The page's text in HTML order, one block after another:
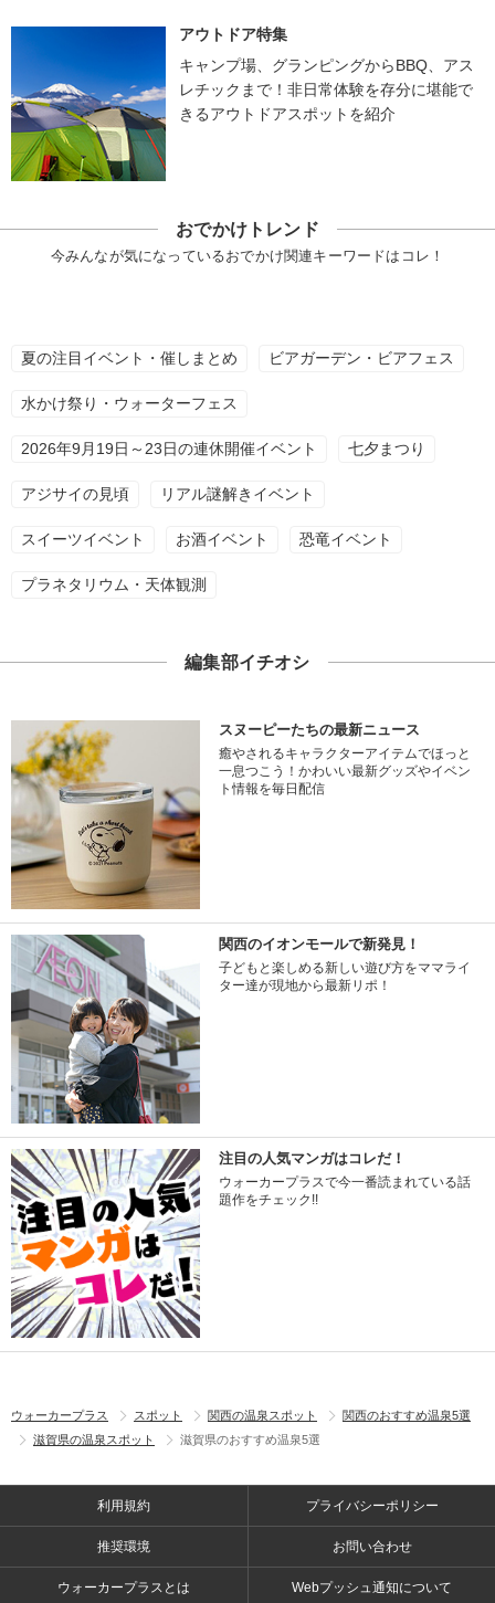
アウトドア特集
キャンプ場、グランピングからBBQ、アス
レチックまで！非日常体験を存分に堪能で
きるアウトドアスポットを紹介
おでかけトレンド
今みんなが気になっているおでかけ関連キーワードはコレ！
夏の注目イベント・催しまとめ ビアガーデン・ビアフェス
水かけ祭り・ウォーターフェス
2026年9月19日～23日の連休開催イベント 七夕まつり
アジサイの見頃 リアル謎解きイベント
スイーツイベント お酒イベント 恐竜イベント
プラネタリウム・天体観測
編集部イチオシ
スヌーピーたちの最新ニュース
癒やされるキャラクターアイテムでほっと
一息つこう！かわいい最新グッズやイベン
ト情報を毎日配信
関西のイオンモールで新発見！
子どもと楽しめる新しい遊び方をママライ
ター達が現地から最新リポ！
注目の人気マンガはコレだ！
ウォーカープラスで今一番読まれている話
題作をチェック!!
ウォーカープラス スポット 関西の温泉スポット
関西のおすすめ温泉5選
滋賀県の温泉スポット
滋賀県のおすすめ温泉5選
利用規約 プライバシーポリシー
推奨環境 お問い合わせ
ウォーカープラスとは Webプッシュ通知について